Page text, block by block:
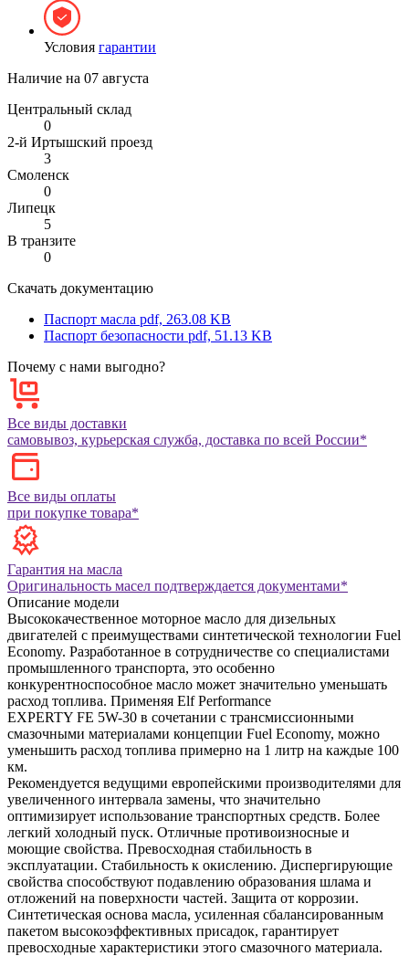
Условия гарантии
Наличие на 07 августа
Центральный склад
0
2-й Иртышский проезд
3
Смоленск
0
Липецк
5
В транзите
0
Скачать документацию
Паспорт масла pdf, 263.08 KB
Паспорт безопасности pdf, 51.13 KB
Почему с нами выгодно?
Все виды доставки
самовывоз, курьерская служба, доставка по всей России*
Все виды оплаты
при покупке товара*
Гарантия на масла
Оригинальность масел подтверждается документами*
Описание модели
Высококачественное моторное масло для дизельных
двигателей с преимуществами синтетической технологии Fuel
Economy. Разработанное в сотрудничестве со специалистами
промышленного транспорта, это особенно
конкурентноспособное масло может значительно уменьшать
расход топлива. Применяя Elf Performance
EXPERTY FE 5W-30 в сочетании с трансмиссионными
смазочными материалами концепции Fuel Economy, можно
уменьшить расход топлива примерно на 1 литр на каждые 100
км.
Рекомендуется ведущими европейскими производителями для
увеличенного интервала замены, что значительно
оптимизирует использование транспортных средств. Более
легкий холодный пуск. Отличные противоизносные и
моющие свойства. Превосходная стабильность в
эксплуатации. Стабильность к окислению. Диспергирующие
свойства способствуют подавлению образования шлама и
отложений на поверхности частей. Защита от коррозии.
Синтетическая основа масла, усиленная сбалансированным
пакетом высокоэффективных присадок, гарантирует
превосходные характеристики этого смазочного материала.